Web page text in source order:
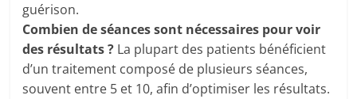
guérison.
Combien de séances sont nécessaires pour voir
des résultats ? La plupart des patients bénéficient
d’un traitement composé de plusieurs séances,
souvent entre 5 et 10, afin d’optimiser les résultats.